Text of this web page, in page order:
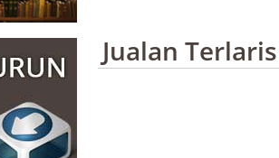
Jualan Terlaris